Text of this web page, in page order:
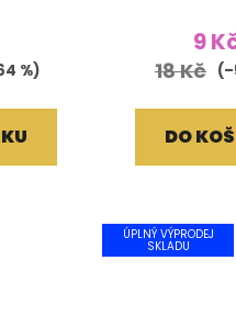
%)
9
18 Kč
DO
ÚPLNÝ VÝPRODEJ
SKLADU